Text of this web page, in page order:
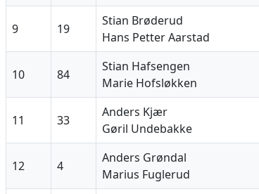
9 19
Stian Brøderud
Hans Petter Aarstad
10 84
Stian Hafsengen
Marie Hofsløkken
11 33
Anders Kjær
Gøril Undebakke
12 4
Anders Grøndal
Marius Fuglerud